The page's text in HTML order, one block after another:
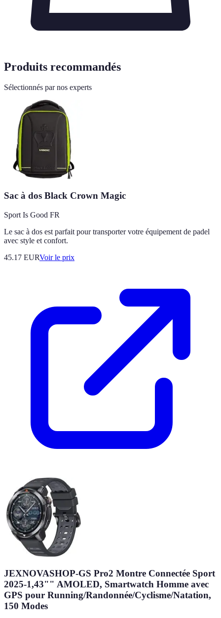
Produits recommandés
Sélectionnés par nos experts
Sac à dos Black Crown Magic
Sport Is Good FR
Le sac à dos est parfait pour transporter votre équipement de padel
avec style et confort.
45.17 EURVoir le prix
JEXNOVASHOP-GS Pro2 Montre Connectée Sport
2025-1,43"" AMOLED, Smartwatch Homme avec
GPS pour Running/Randonnée/Cyclisme/Natation,
150 Modes